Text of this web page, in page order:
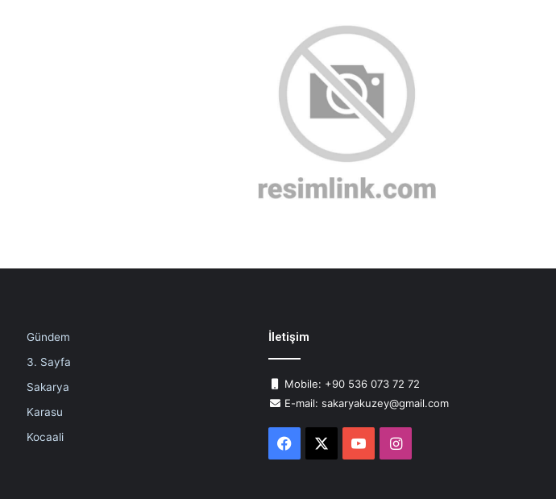
Gündem
3. Sayfa
Sakarya
Karasu
Kocaali
İletişim
Mobile: +90 536 073 72 72
E-mail: sakaryakuzey@gmail.com
Facebook YouTubeInstagram